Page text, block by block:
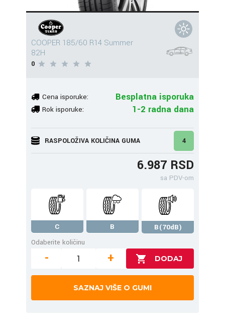
COOPER 185/60 R14 Summer
82H
0
Cena isporuke: Besplatna isporuka
Rok isporuke: 1-2 radna dana
RASPOLOŽIVA KOLIČINA GUMA 4
6.987 RSD
sa PDV-om
C B
B(70dB)
Odaberite količinu
- +
SAZNAJ VIŠE O GUMI